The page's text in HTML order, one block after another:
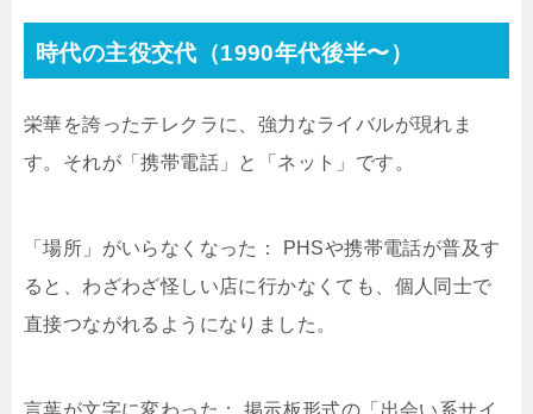
時代の主役交代（1990年代後半〜）
栄華を誇ったテレクラに、強力なライバルが現れま
す。それが「携帯電話」と「ネット」です。
「場所」がいらなくなった： PHSや携帯電話が普及す
ると、わざわざ怪しい店に行かなくても、個人同士で
直接つながれるようになりました。
言葉が文字に変わった： 掲示板形式の「出会い系サイ